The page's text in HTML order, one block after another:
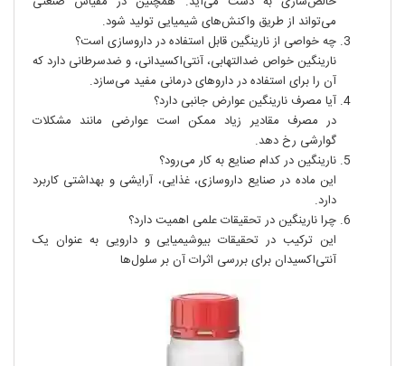
می‌تواند از طریق واکنش‌های شیمیایی تولید شود.
چه خواصی از نارینگین قابل استفاده در داروسازی است؟
نارینگین خواص ضدالتهابی، آنتی‌اکسیدانی، و ضدسرطانی دارد که
آن را برای استفاده در داروهای درمانی مفید می‌سازد.
آیا مصرف نارینگین عوارض جانبی دارد؟
در مصرف مقادیر زیاد ممکن است عوارضی مانند مشکلات
گوارشی رخ دهد.
نارینگین در کدام صنایع به کار می‌رود؟
این ماده در صنایع داروسازی، غذایی، آرایشی و بهداشتی کاربرد
دارد.
چرا نارینگین در تحقیقات علمی اهمیت دارد؟
این ترکیب در تحقیقات بیوشیمیایی و دارویی به عنوان یک
آنتی‌اکسیدان برای بررسی اثرات آن بر سلول‌ها